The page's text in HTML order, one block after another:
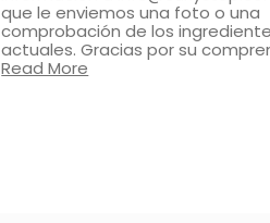
que le enviemos una foto o una
comprobación de los
actuales. Gracias por su
Read More